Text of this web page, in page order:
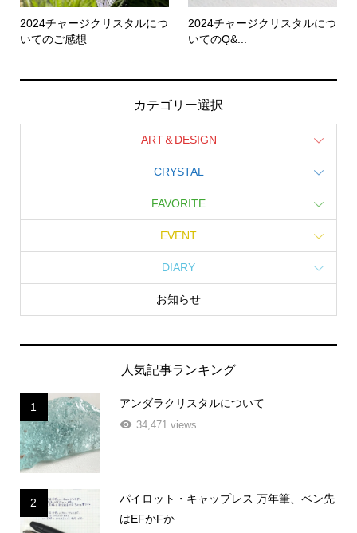
2024チャージクリスタルにつ
いてのご感想
2024チャージクリスタルにつ
いてのQ&...
カテゴリー選択
ART＆DESIGN
CRYSTAL
FAVORITE
EVENT
DIARY
お知らせ
人気記事ランキング
1 アンダラクリスタルについて
34,471 views
2
パイロット・キャップレス 万年筆、ペン先
はEFかFか